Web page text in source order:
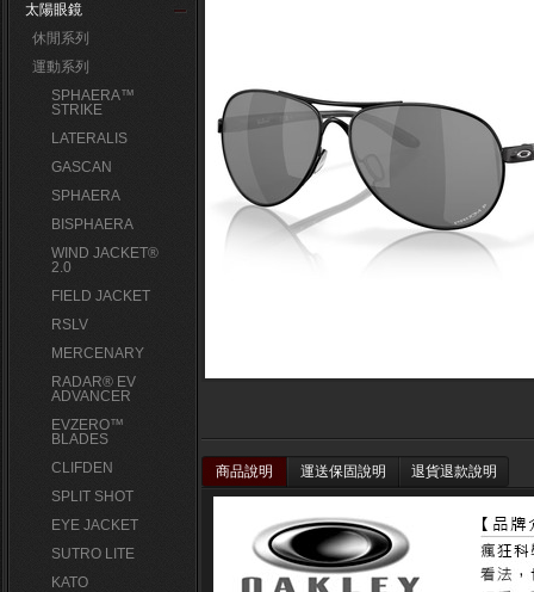
太陽眼鏡
休閒系列
運動系列
SPHAERA™
STRIKE
LATERALIS
GASCAN
SPHAERA
BISPHAERA
WIND JACKET®
2.0
FIELD JACKET
RSLV
MERCENARY
RADAR® EV
ADVANCER
EVZERO™
BLADES
CLIFDEN
SPLIT SHOT
EYE JACKET
SUTRO LITE
KATO
商品說明 運送保固說明 退貨退款說明